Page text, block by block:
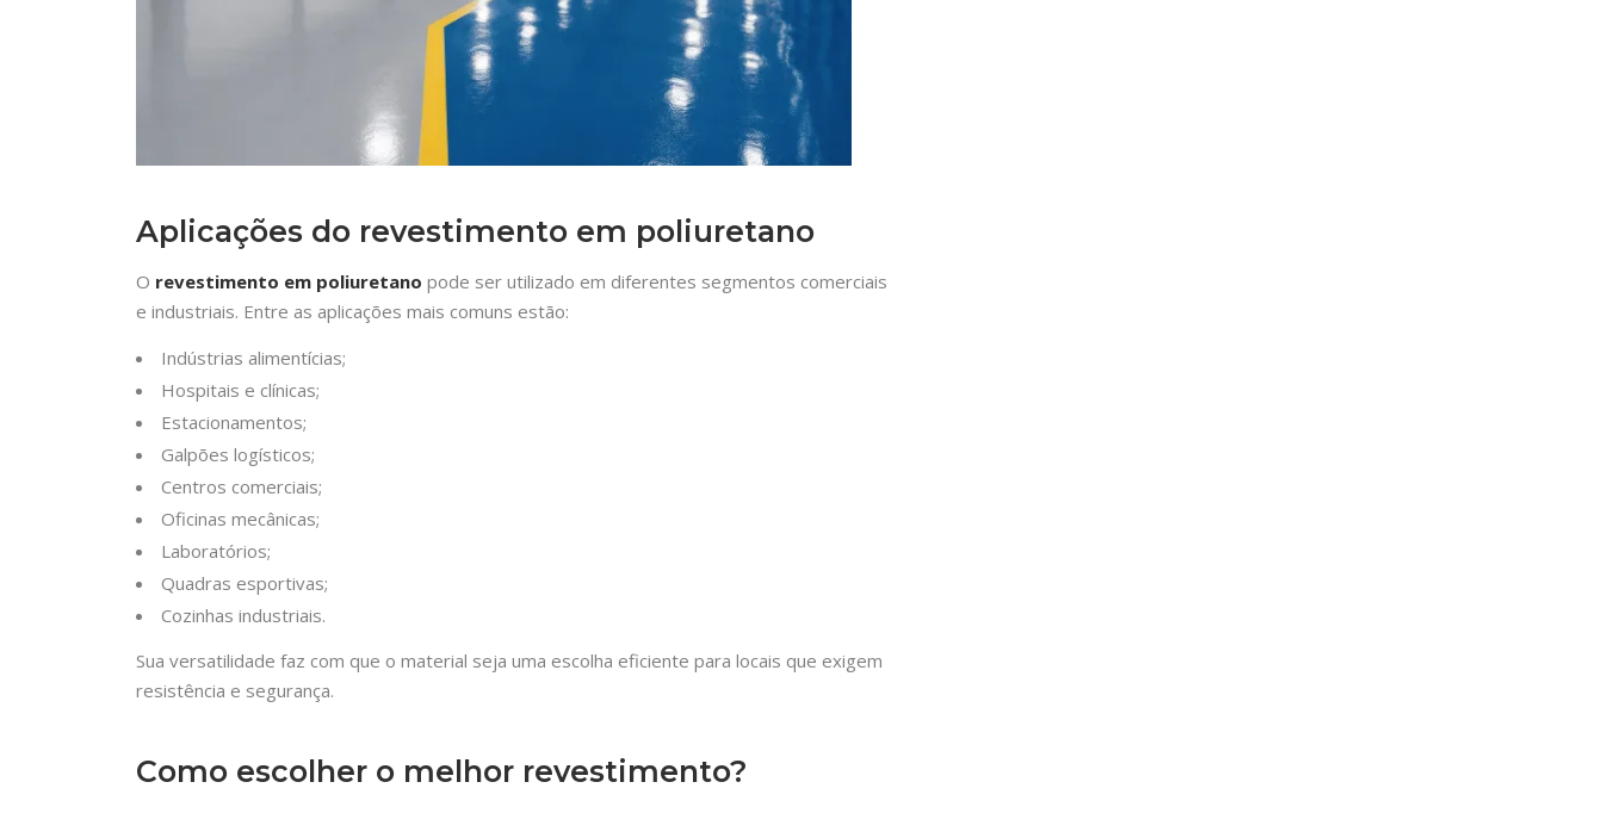
Aplicações do revestimento em poliuretano
O revestimento em poliuretano pode ser utilizado em diferentes segmentos comerciais
e industriais. Entre as aplicações mais comuns estão:
Indústrias alimentícias;
Hospitais e clínicas;
Estacionamentos;
Galpões logísticos;
Centros comerciais;
Oficinas mecânicas;
Laboratórios;
Quadras esportivas;
Cozinhas industriais.
Sua versatilidade faz com que o material seja uma escolha eficiente para locais que exigem
resistência e segurança.
Como escolher o melhor revestimento?